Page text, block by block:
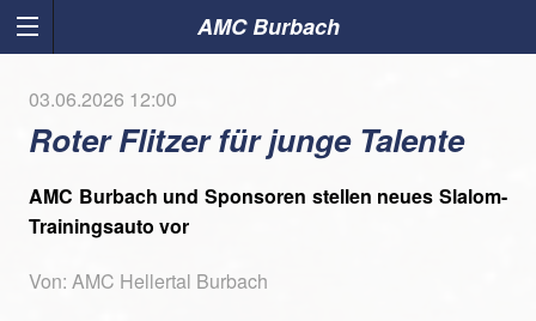
AMC Burbach
03.06.2026 12:00
Roter Flitzer für junge Talente
AMC Burbach und Sponsoren stellen neues Slalom-
Trainingsauto vor
Von: AMC Hellertal Burbach